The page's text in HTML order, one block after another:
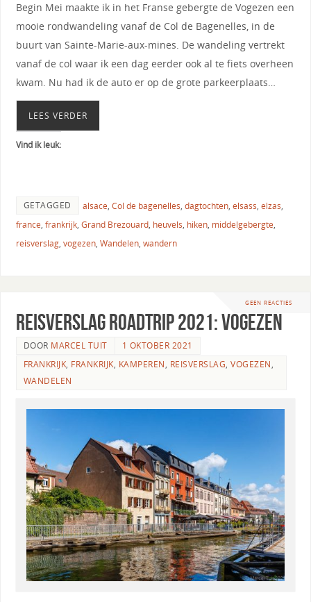
Begin Mei maakte ik in het Franse gebergte de Vogezen een
mooie rondwandeling vanaf de Col de Bagenelles, in de
buurt van Sainte-Marie-aux-mines. De wandeling vertrekt
vanaf de col waar ik een dag eerder ook al te fiets overheen
kwam. Nu had ik de auto er op de grote parkeerplaats…
LEES VERDER
Vind ik leuk:
GETAGGED alsace, Col de bagenelles, dagtochten, elsass, elzas,
france, frankrijk, Grand Brezouard, heuvels, hiken, middelgebergte,
reisverslag, vogezen, Wandelen, wandern
GEEN REACTIES
Reisverslag roadtrip 2021: Vogezen
DOOR MARCEL TUIT
1 OKTOBER 2021
FRANKRIJK, FRANKRIJK, KAMPEREN, REISVERSLAG,VOGEZEN,
WANDELEN